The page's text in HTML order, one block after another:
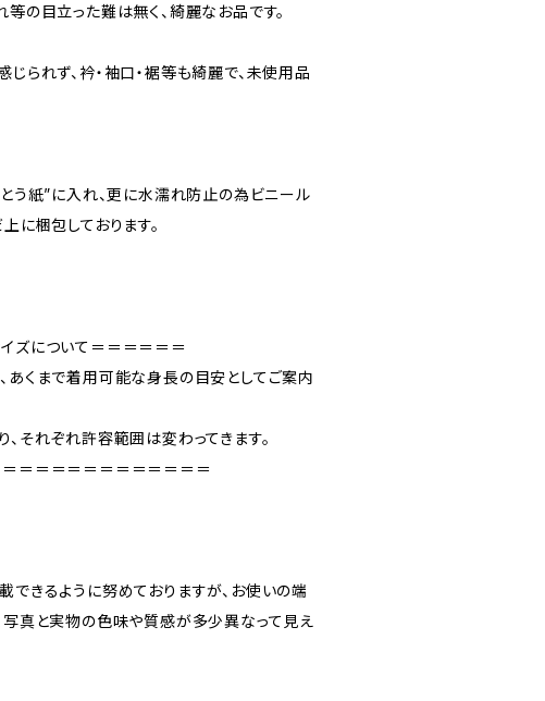
の目立った難は無く、綺麗なお品です。
られず、衿・袖口・裾等も綺麗で、未使用品
う紙”に入れ、更に水濡れ防止の為ビニール
に梱包しております。
ズについて＝＝＝＝＝＝
あくまで着用可能な身長の目安としてご案内
それぞれ許容範囲は変わってきます。
＝＝＝＝＝＝＝＝＝＝＝＝
きるように努めておりますが、お使いの端
写真と実物の色味や質感が多少異なって見え